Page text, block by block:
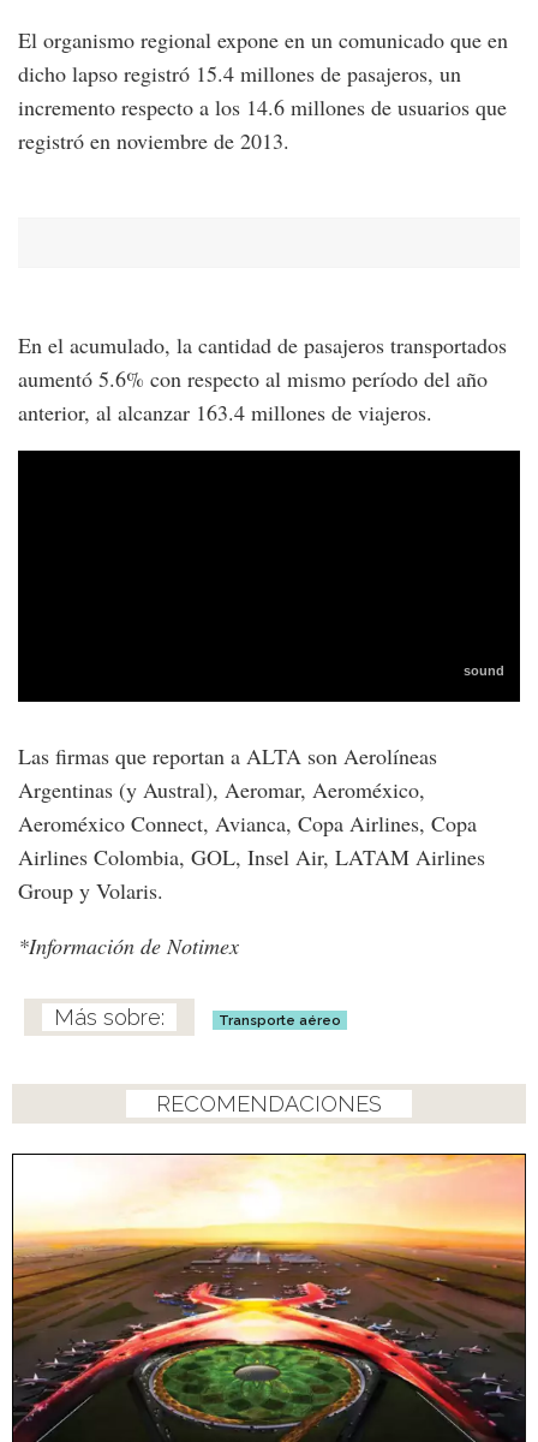
El organismo regional expone en un comunicado que en
dicho lapso registró 15.4 millones de pasajeros, un
incremento respecto a los 14.6 millones de usuarios que
registró en noviembre de 2013.
En el acumulado, la cantidad de pasajeros transportados
aumentó 5.6% con respecto al mismo período del año
anterior, al alcanzar 163.4 millones de viajeros.
Las firmas que reportan a ALTA son Aerolíneas
Argentinas (y Austral), Aeromar, Aeroméxico,
Aeroméxico Connect, Avianca, Copa Airlines, Copa
Airlines Colombia, GOL, Insel Air, LATAM Airlines
Group y Volaris.
*Información de Notimex
Transporte aéreo
RECOMENDACIONES